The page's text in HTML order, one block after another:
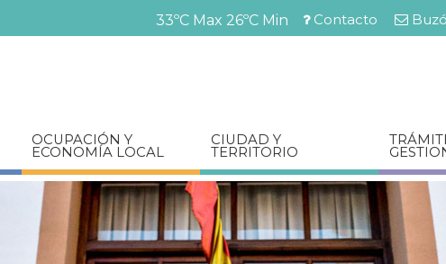
Pasar
al
Menú
Contacto
33ºC Max 26ºC Min
OCUPACIÓN Y
ECONOMÍA LOCAL
CIUDAD Y
TERRITORIO